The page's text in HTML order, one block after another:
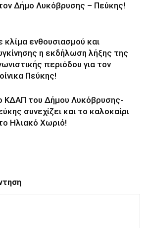
Δήμο Λυκόβρυσης – Πεύκης!
κλίμα ενθουσιασμού και
η εκδήλωση λήξης της
περιόδου για τον
Πεύκης!
ΚΔΑΠ του Δήμου Λυκόβρυσης-
συνεχίζει και το καλοκαίρι
Ηλιακό Χωριό!